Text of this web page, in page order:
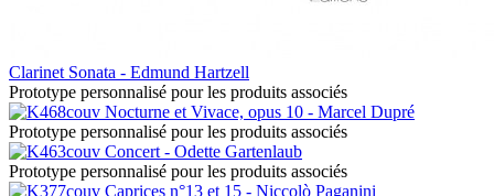
Clarinet Sonata - Edmund Hartzell
Prototype personnalisé pour les produits associés
Nocturne et Vivace, opus 10 - Marcel Dupré
Prototype personnalisé pour les produits associés
Concert - Odette Gartenlaub
Prototype personnalisé pour les produits associés
Caprices n°13 et 15 - Niccolò Paganini